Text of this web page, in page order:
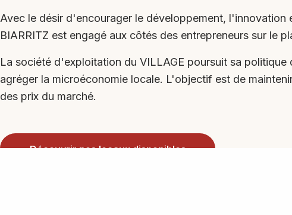
Avec le désir d'encourager le développement, l'innovation
BIARRITZ est engagé aux côtés des entrepreneurs sur le
La société d'exploitation du VILLAGE poursuit sa politique
agréger la microéconomie locale. L'objectif est de
des prix du marché.
Découvrir nos locaux disponibles